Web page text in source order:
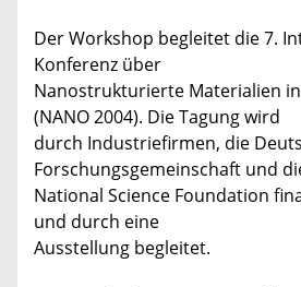
Der Workshop begleitet die 7.
Konferenz über
Nanostrukturierte Materialien
(NANO 2004). Die Tagung wird
durch Industriefirmen, die
Forschungsgemeinschaft und
National Science Foundation
und durch eine
Ausstellung begleitet.